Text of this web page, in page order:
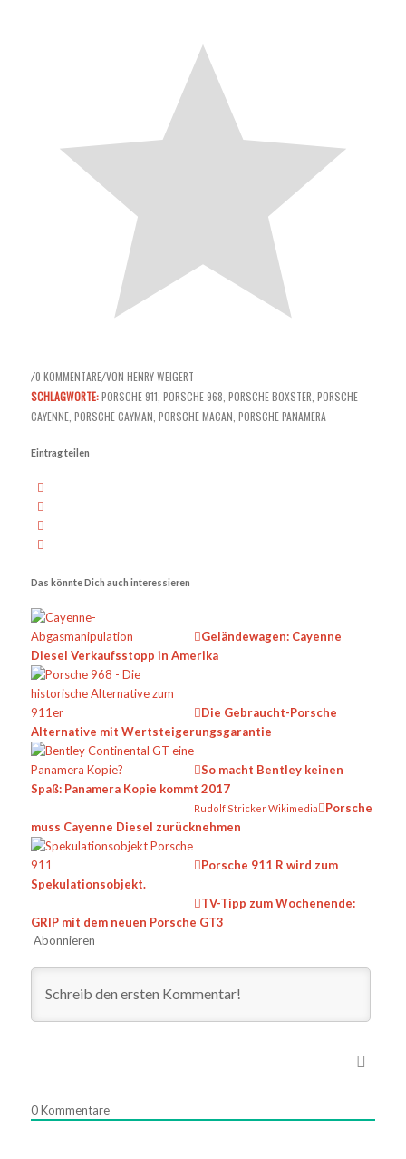
/0 KOMMENTARE/VON HENRY WEIGERT
SCHLAGWORTE: PORSCHE 911 PORSCHE 968 PORSCHE BOXSTER PORSCHE
CAYENNE, PORSCHE CAYMAN PORSCHE MACAN PORSCHE PANAMERA
Eintrag teilen
Das könnte Dich auch interessieren
Geländewagen: Cayenne
Diesel Verkaufsstopp in Amerika
Die Gebraucht-Porsche
Alternative mit Wertsteigerungsgarantie
So macht Bentley keinen
Spaß: Panamera Kopie kommt 2017
Rudolf Stricker Wikimedia
Porsche
muss Cayenne Diesel zurücknehmen
Porsche 911 R wird zum
Spekulationsobjekt.
TV-Tipp zum Wochenende:
GRIP mit dem neuen Porsche GT3
Abonnieren
0Kommentare